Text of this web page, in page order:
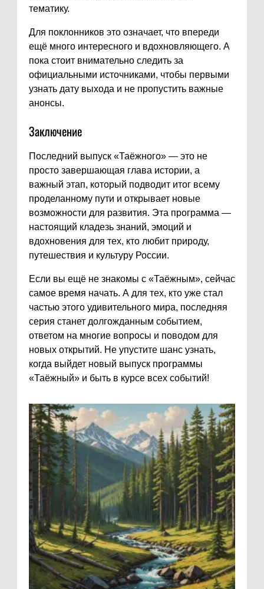
тематику.
Для поклонников это означает, что впереди
ещё много интересного и вдохновляющего. А
пока стоит внимательно следить за
официальными источниками, чтобы первыми
узнать дату выхода и не пропустить важные
анонсы.
Заключение
Последний выпуск «Таёжного» — это не
просто завершающая глава истории, а
важный этап, который подводит итог всему
проделанному пути и открывает новые
возможности для развития. Эта программа —
настоящий кладезь знаний, эмоций и
вдохновения для тех, кто любит природу,
путешествия и культуру России.
Если вы ещё не знакомы с «Таёжным», сейчас
самое время начать. А для тех, кто уже стал
частью этого удивительного мира, последняя
серия станет долгожданным событием,
ответом на многие вопросы и поводом для
новых открытий. Не упустите шанс узнать,
когда выйдет новый выпуск программы
«Таёжный» и быть в курсе всех событий!